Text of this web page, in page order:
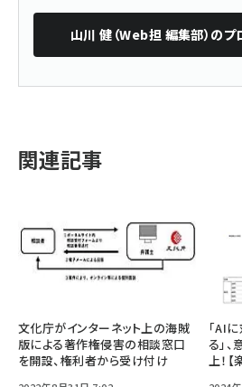
山川 健（Web担 編集部） のプ
関連記事
文化庁がインターネット上の海賊
版による著作権侵害の相談窓口
を開設、権利者から受け付け
「AI
る」
上！